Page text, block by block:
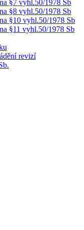
§7 vyhl.50/1978 Sb
§8 vyhl.50/1978 Sb
§10 vyhl.50/1978 Sb
§11 vyhl.50/1978 Sb
revizí